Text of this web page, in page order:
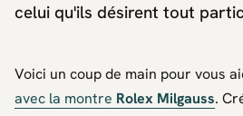
celui qu'ils désirent tout
Voici un coup de main pour vous
avec la montre Rolex Milgauss.